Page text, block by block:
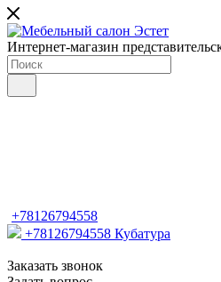
Интернет-магазин
+78126794558
+78126794558 Кубатура
Заказать звонок